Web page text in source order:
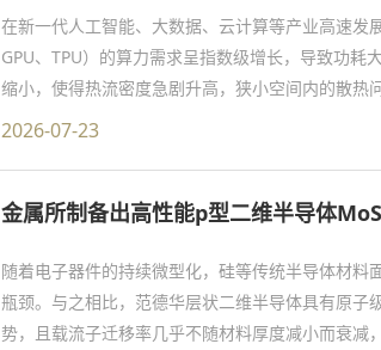
在新一代人工智能、大数据、云计算等产业高速发
GPU、TPU）的算力需求呈指数级增长，导致功耗
缩小，使得热流密度急剧升高，狭小空间内的散热
性的关键瓶颈。无氧铜热管利用相变传热原理，能
计，以突破毛细极限和热阻瓶颈。具备超高导热系
2026-07-23
金属所制备出高性能p型二维半导体
随着电子器件的持续微型化，硅等传统半导体材料
瓶颈。与之相比，范德华层状二维半导体具有原子
势，且载流子迁移率几乎不随材料厚度减小而衰减